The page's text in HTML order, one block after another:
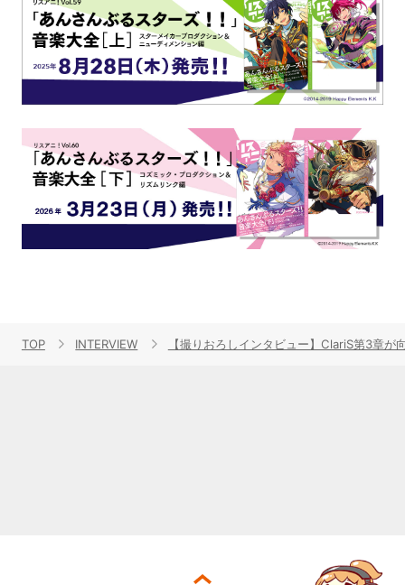
TOP INTERVIEW 【撮りおろしインタビュー】ClariS第3章